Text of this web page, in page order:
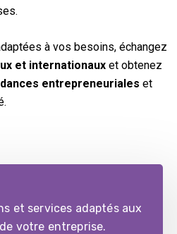
à vos besoins, échangez
et internationaux et obtenez
entrepreneuriales et
et services adaptés aux
votre entreprise.